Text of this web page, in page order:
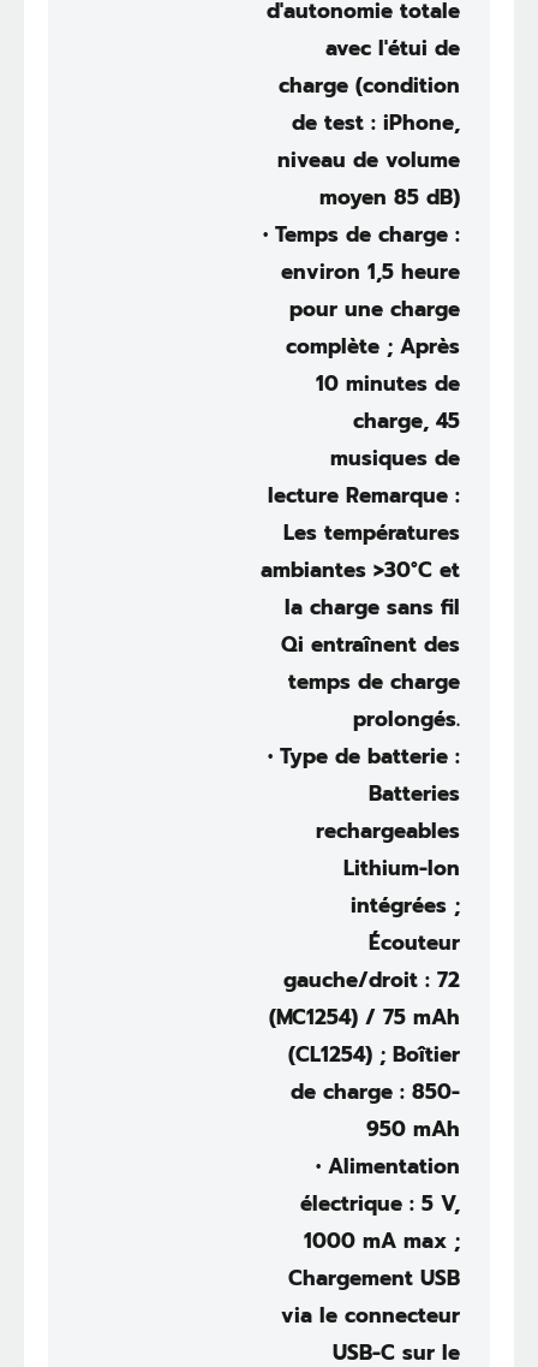
d'autonomie totale
avec l'étui de
charge (condition
de test : iPhone,
niveau de volume
moyen 85 dB)
• Temps de charge :
environ 1,5 heure
pour une charge
complète ; Après
10 minutes de
charge, 45
musiques de
lecture Remarque :
Les températures
ambiantes >30°C et
la charge sans fil
Qi entraînent des
temps de charge
prolongés.
• Type de batterie :
Batteries
rechargeables
Lithium-Ion
intégrées ;
Écouteur
gauche/droit : 72
(MC1254) / 75 mAh
(CL1254) ; Boîtier
de charge : 850-
950 mAh
• Alimentation
électrique : 5 V,
1000 mA max ;
Chargement USB
via le connecteur
USB-C sur le